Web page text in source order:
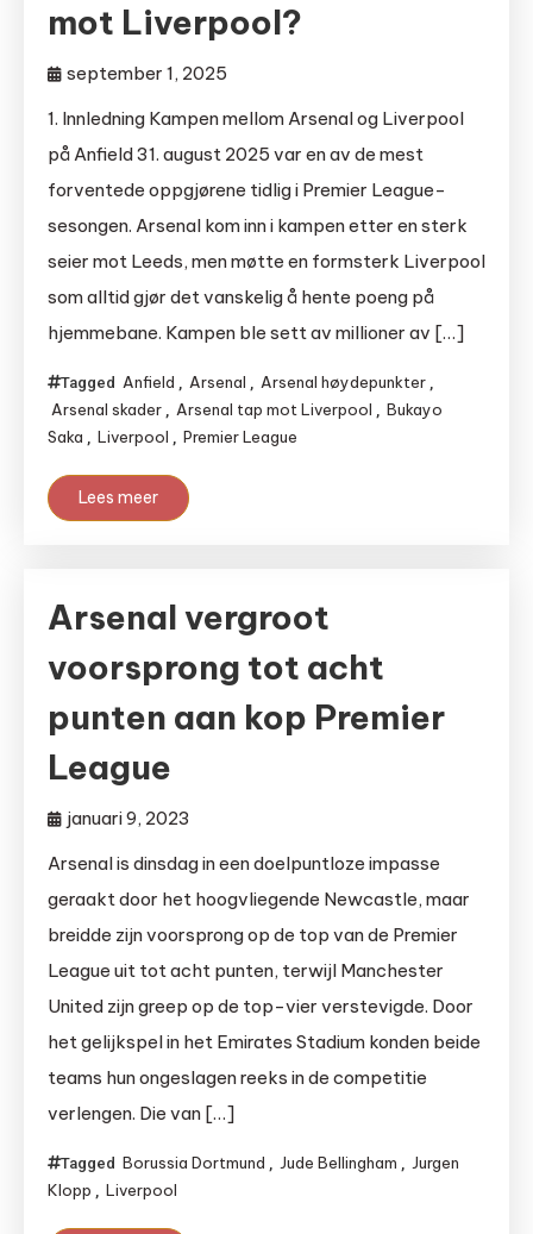
mot Liverpool?
september 1, 2025
1. Innledning Kampen mellom Arsenal og Liverpool
på Anfield 31. august 2025 var en av de mest
forventede oppgjørene tidlig i Premier League-
sesongen. Arsenal kom inn i kampen etter en sterk
seier mot Leeds, men møtte en formsterk Liverpool
som alltid gjør det vanskelig å hente poeng på
hjemmebane. Kampen ble sett av millioner av […]
Tagged Anfield , Arsenal , Arsenal høydepunkter ,
Arsenal skader , Arsenal tap mot Liverpool , Bukayo
Saka , Liverpool , Premier League
Lees meer
Arsenal vergroot
voorsprong tot acht
punten aan kop Premier
League
januari 9, 2023
Arsenal is dinsdag in een doelpuntloze impasse
geraakt door het hoogvliegende Newcastle, maar
breidde zijn voorsprong op de top van de Premier
League uit tot acht punten, terwijl Manchester
United zijn greep op de top-vier verstevigde. Door
het gelijkspel in het Emirates Stadium konden beide
teams hun ongeslagen reeks in de competitie
verlengen. Die van […]
Tagged Borussia Dortmund , Jude Bellingham , Jurgen
Klopp , Liverpool